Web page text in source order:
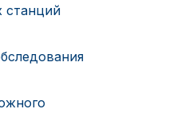
станций